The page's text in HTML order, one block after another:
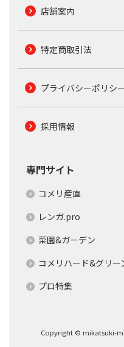
店舗案内
特定商取引法
プライバシーポリシ
採用情報
専門サイト
コメリ産直
レンガ.pro
菜園&ガーデン
コメリハード&グリー
プロ特集
Copyright © mikatsuki-